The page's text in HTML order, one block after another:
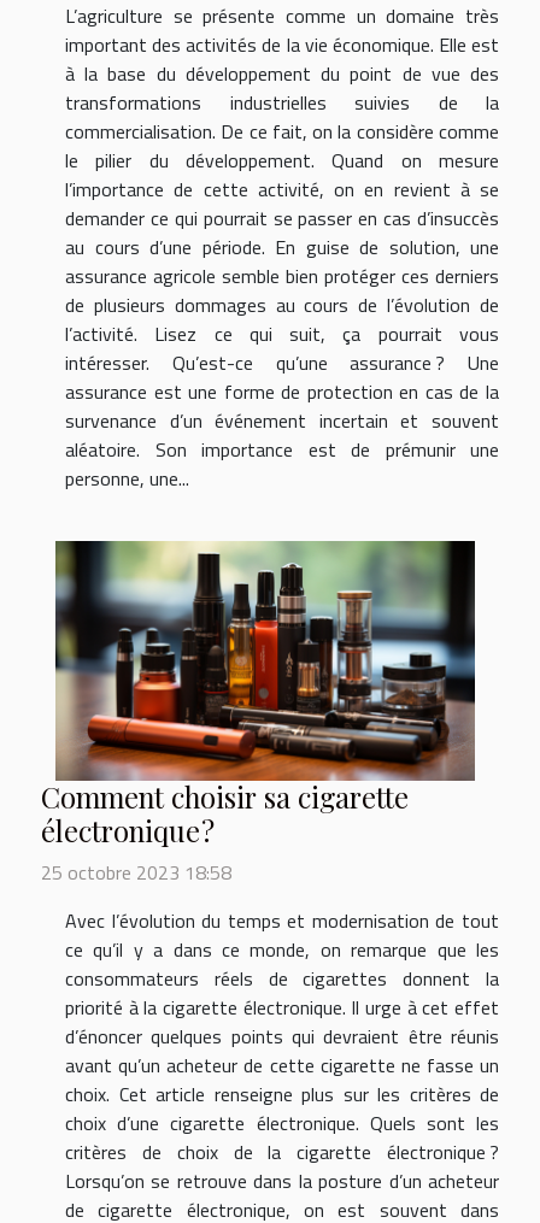
L’agriculture se présente comme un domaine très
important des activités de la vie économique. Elle est
à la base du développement du point de vue des
transformations industrielles suivies de la
commercialisation. De ce fait, on la considère comme
le pilier du développement. Quand on mesure
l’importance de cette activité, on en revient à se
demander ce qui pourrait se passer en cas d’insuccès
au cours d’une période. En guise de solution, une
assurance agricole semble bien protéger ces derniers
de plusieurs dommages au cours de l’évolution de
l’activité. Lisez ce qui suit, ça pourrait vous
intéresser. Qu’est-ce qu’une assurance ? Une
assurance est une forme de protection en cas de la
survenance d’un événement incertain et souvent
aléatoire. Son importance est de prémunir une
personne, une...
Comment choisir sa cigarette
électronique ?
25 octobre 2023 18:58
Avec l’évolution du temps et modernisation de tout
ce qu’il y a dans ce monde, on remarque que les
consommateurs réels de cigarettes donnent la
priorité à la cigarette électronique. Il urge à cet effet
d’énoncer quelques points qui devraient être réunis
avant qu’un acheteur de cette cigarette ne fasse un
choix. Cet article renseigne plus sur les critères de
choix d’une cigarette électronique. Quels sont les
critères de choix de la cigarette électronique ?
Lorsqu’on se retrouve dans la posture d’un acheteur
de cigarette électronique, on est souvent dans